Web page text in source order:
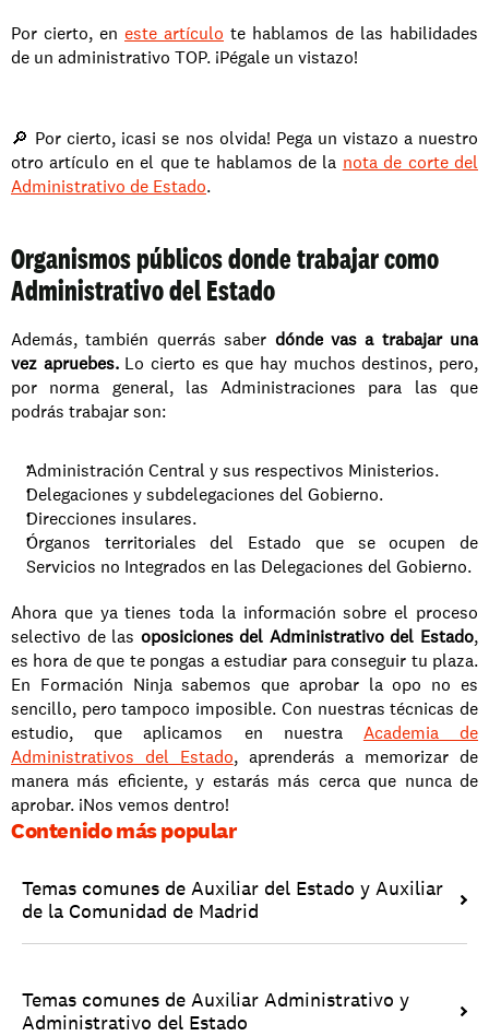
Por cierto, en este artículo te hablamos de las habilidades
de un administrativo TOP. ¡Pégale un vistazo!
🔎 Por cierto, ¡casi se nos olvida! Pega un vistazo a nuestro
otro artículo en el que te hablamos de la nota de corte del
Administrativo de Estado.
Organismos públicos donde trabajar como
Administrativo del Estado
Además, también querrás saber dónde vas a trabajar una
vez apruebes. Lo cierto es que hay muchos destinos, pero,
por norma general, las Administraciones para las que
podrás trabajar son:
Administración Central y sus respectivos Ministerios.
Delegaciones y subdelegaciones del Gobierno.
Direcciones insulares.
Órganos territoriales del Estado que se ocupen de
Servicios no Integrados en las Delegaciones del Gobierno.
Ahora que ya tienes toda la información sobre el proceso
selectivo de las oposiciones del Administrativo del Estado,
es hora de que te pongas a estudiar para conseguir tu plaza.
En Formación Ninja sabemos que aprobar la opo no es
sencillo, pero tampoco imposible. Con nuestras técnicas de
estudio, que aplicamos en nuestra Academia de
Administrativos del Estado, aprenderás a memorizar de
manera más eficiente, y estarás más cerca que nunca de
aprobar. ¡Nos vemos dentro!
Contenido más popular
Temas comunes de Auxiliar del Estado y Auxiliar
de la Comunidad de Madrid
Temas comunes de Auxiliar Administrativo y
Administrativo del Estado